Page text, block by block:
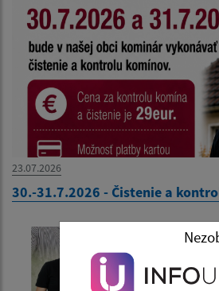
23.07.2026
30.-31.7.2026 - Čistenie a